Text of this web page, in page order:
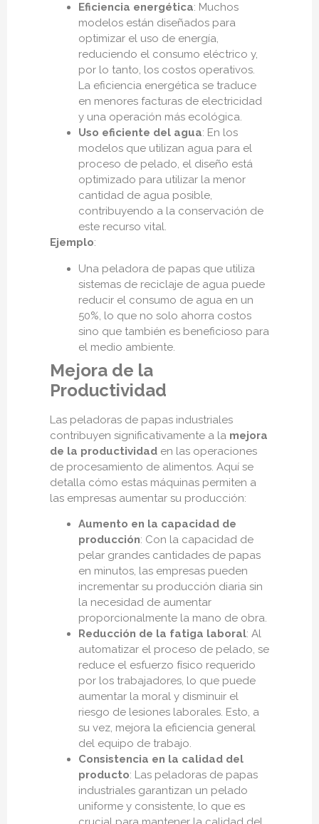
Eficiencia energética: Muchos
modelos están diseñados para
optimizar el uso de energía,
reduciendo el consumo eléctrico y,
por lo tanto, los costos operativos.
La eficiencia energética se traduce
en menores facturas de electricidad
y una operación más ecológica.
Uso eficiente del agua: En los
modelos que utilizan agua para el
proceso de pelado, el diseño está
optimizado para utilizar la menor
cantidad de agua posible,
contribuyendo a la conservación de
este recurso vital.
Ejemplo:
Una peladora de papas que utiliza
sistemas de reciclaje de agua puede
reducir el consumo de agua en un
50%, lo que no solo ahorra costos
sino que también es beneficioso para
el medio ambiente.
Mejora de la
Productividad
Las peladoras de papas industriales
contribuyen significativamente a la mejora
de la productividad en las operaciones
de procesamiento de alimentos. Aquí se
detalla cómo estas máquinas permiten a
las empresas aumentar su producción:
Aumento en la capacidad de
producción: Con la capacidad de
pelar grandes cantidades de papas
en minutos, las empresas pueden
incrementar su producción diaria sin
la necesidad de aumentar
proporcionalmente la mano de obra.
Reducción de la fatiga laboral: Al
automatizar el proceso de pelado, se
reduce el esfuerzo físico requerido
por los trabajadores, lo que puede
aumentar la moral y disminuir el
riesgo de lesiones laborales. Esto, a
su vez, mejora la eficiencia general
del equipo de trabajo.
Consistencia en la calidad del
producto: Las peladoras de papas
industriales garantizan un pelado
uniforme y consistente, lo que es